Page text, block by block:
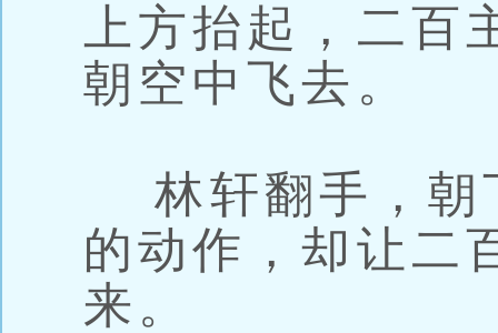
上方抬起，二
朝空中飞去。
林轩翻手，朝
的动作，却让二
来。